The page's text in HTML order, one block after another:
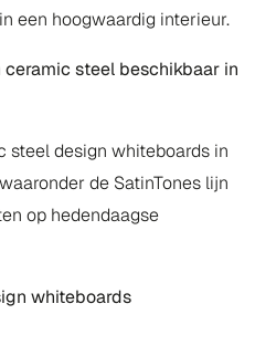
een hoogwaardig interieur.
steel beschikbaar in
steel design whiteboards in
de SatinTones lijn
op hedendaagse
whiteboards